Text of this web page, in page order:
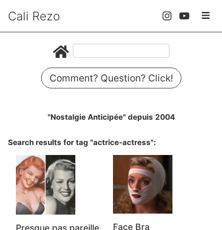
Cali Rezo
Comment? Question? Click!
"Nostalgie Anticipée" depuis 2004
Search results for tag "actrice-actress":
Presque pas pareille Face Bra